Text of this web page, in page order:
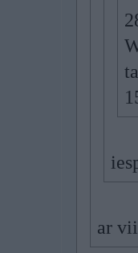
ar